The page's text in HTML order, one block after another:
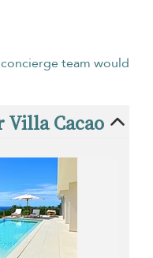
team would
Villa Cacao